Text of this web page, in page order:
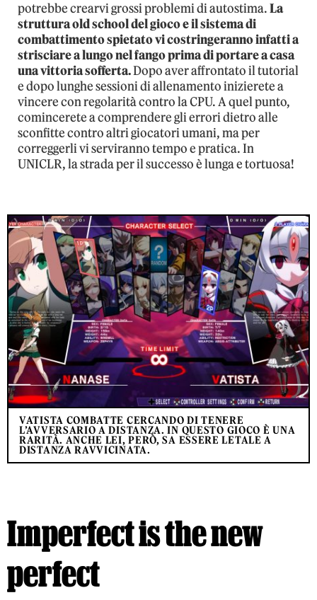
potrebbe crearvi grossi problemi di autostima.La
struttura old school del gioco e il sistema di
combattimento spietato vi costringeranno infatti a
strisciare a lungo nel fango prima di portare a casa
una vittoria sofferta.Dopo aver affrontato il tutorial
e dopo lunghe sessioni di allenamento inizierete a
vincere con regolarità contro la CPU. A quel punto,
comincerete a comprendere gli errori dietro alle
sconfitte contro altri giocatori umani, ma per
correggerli vi serviranno tempo e pratica. In
UNICLR, la strada per il successo è lunga e tortuosa!
VATISTA COMBATTE CERCANDO DI TENERE
L’AVVERSARIO A DISTANZA. IN QUESTO GIOCO È UNA
RARITÀ. ANCHE LEI, PERÒ, SA ESSERE LETALE A
DISTANZA RAVVICINATA.
Imperfect is the new
perfect